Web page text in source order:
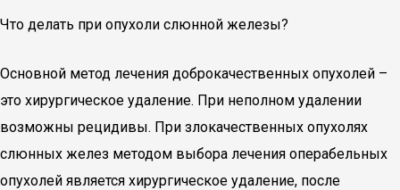
Что делать при опухоли слюнной железы?
Основной метод лечения доброкачественных опухолей –
это хирургическое удаление. При неполном удалении
возможны рецидивы. При злокачественных опухолях
слюнных желез методом выбора лечения операбельных
опухолей является хирургическое удаление, после